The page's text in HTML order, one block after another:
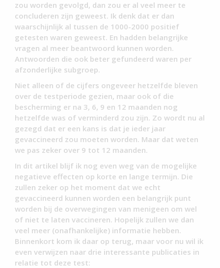
zou worden gevolgd, dan zou er al veel meer te
concluderen zijn geweest. Ik denk dat er dan
waarschijnlijk al tussen de 1000-2000 positief
getesten waren geweest. En hadden belangrijke
vragen al meer beantwoord kunnen worden.
Antwoorden die ook beter gefundeerd waren per
afzonderlijke subgroep.
Niet alleen of de cijfers ongeveer hetzelfde bleven
over de testperiode gezien, maar ook of die
bescherming er na 3, 6, 9 en 12 maanden nog
hetzelfde was of verminderd zou zijn. Zo wordt nu al
gezegd dat er een kans is dat je ieder jaar
gevaccineerd zou moeten worden. Maar dat weten
we pas zeker over 9 tot 12 maanden.
In dit artikel blijf ik nog even weg van de mogelijke
negatieve effecten op korte en lange termijn. Die
zullen zeker op het moment dat we echt
gevaccineerd kunnen worden een belangrijk punt
worden bij de overwegingen van menigeen om wel
of niet te laten vaccineren. Hopelijk zullen we dan
veel meer (onafhankelijke) informatie hebben.
Binnenkort kom ik daar op terug, maar voor nu wil ik
even verwijzen naar drie interessante publicaties in
relatie tot deze test: